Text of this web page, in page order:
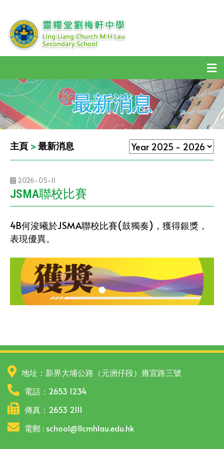
最新消息
主頁 >最新消息
2026-05-11
JSMA聯校比賽
4B何浚曦於JSMA聯校比賽(鼓獨奏)，獲得銀獎，
表現優異。
地址：新界大埔公路（元洲仔段）雍宜路三號
電話：2653 1234
傳真：2653 2111
電郵 : school@llcmhlau.edu.hk